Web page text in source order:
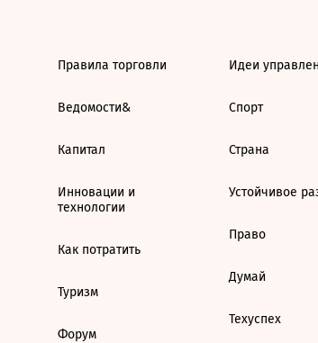
Правила торговли
Ведомости&
Капитал
Инновации и
технологии
Как потратить
Туризм
Форум
Идеи
Спорт
Страна
Устойчивое
Право
Думай
Техуспех